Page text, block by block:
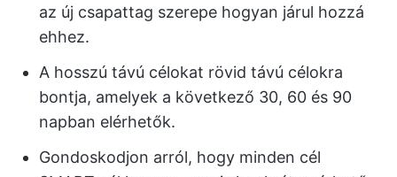
az új csapattag szerepe hogyan járul hozzá
ehhez.
A hosszú távú célokat rövid távú célokra
bontja, amelyek a következő 30, 60 és 90
napban elérhetők.
Gondoskodjon arról, hogy minden cél